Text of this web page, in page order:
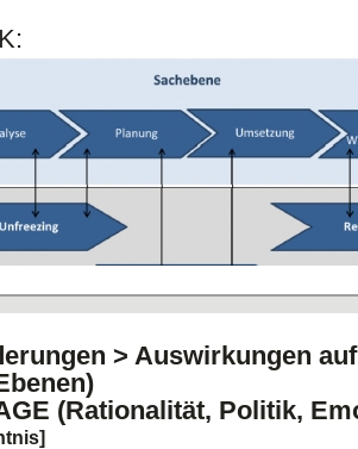
> Auswirkungen
(Rationalität, Politik,